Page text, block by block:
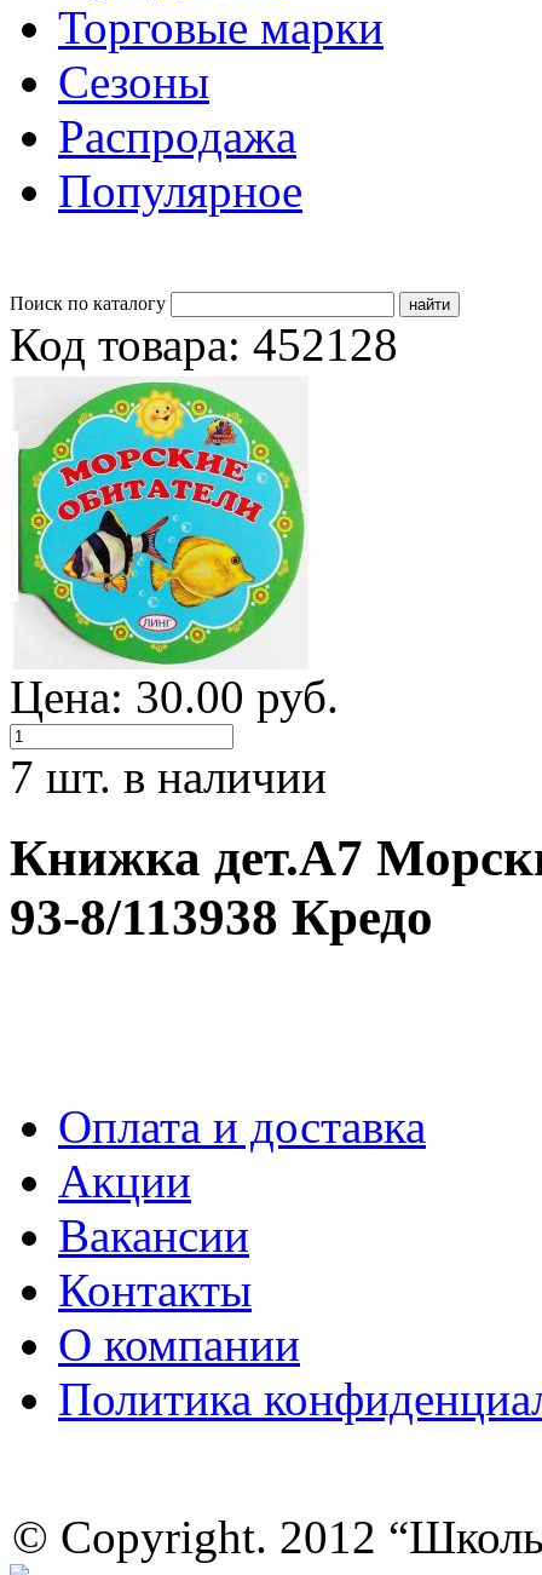
Торговые марки
Сезоны
Распродажа
Популярное
Поиск по каталогу
Код товара: 452128
Цена: 30.00 руб.
7 шт. в наличии
Книжка дет.А7
93-8/113938 Кредо
Оплата и доставка
Акции
Вакансии
Контакты
О компании
Политика
© Copyright. 2012